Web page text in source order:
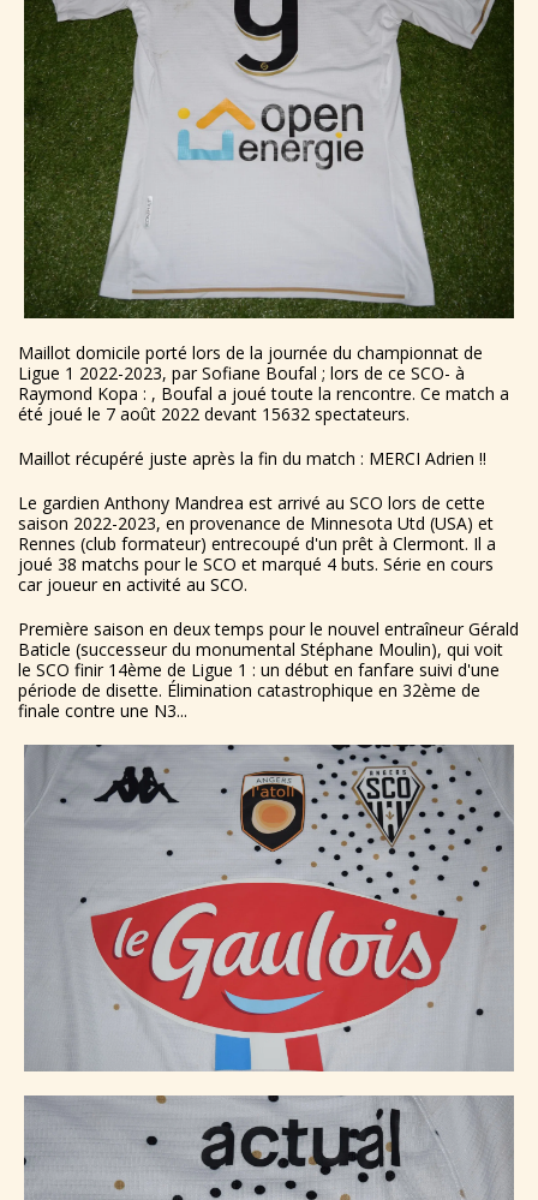
Maillot domicile porté lors de la journée du championnat de
Ligue 1 2022-2023, par Sofiane Boufal ; lors de ce SCO- à
Raymond Kopa : , Boufal a joué toute la rencontre. Ce match a
été joué le 7 août 2022 devant 15632 spectateurs.
Maillot récupéré juste après la fin du match : MERCI Adrien !!
Le gardien Anthony Mandrea est arrivé au SCO lors de cette
saison 2022-2023, en provenance de Minnesota Utd (USA) et
Rennes (club formateur) entrecoupé d'un prêt à Clermont. Il a
joué 38 matchs pour le SCO et marqué 4 buts. Série en cours
car joueur en activité au SCO.
Première saison en deux temps pour le nouvel entraîneur Gérald
Baticle (successeur du monumental Stéphane Moulin), qui voit
le SCO finir 14ème de Ligue 1 : un début en fanfare suivi d'une
période de disette. Élimination catastrophique en 32ème de
finale contre une N3...